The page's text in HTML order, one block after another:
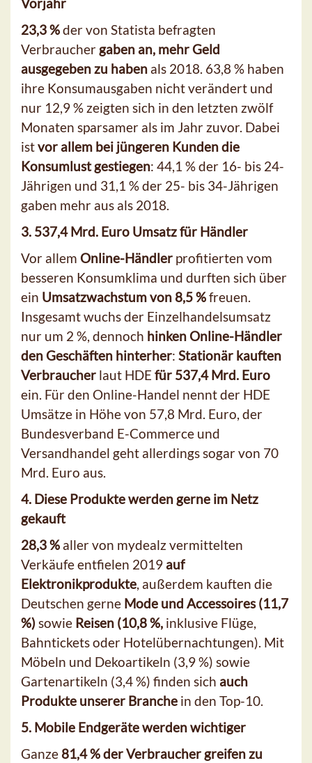
Vorjahr
23,3 %der von Statista befragten
Verbrauchergaben an, mehr Geld
ausgegeben zu haben als 2018. 63,8 % haben
ihre Konsumausgaben nicht verändert und
nur 12,9 % zeigten sich in den letzten zwölf
Monaten sparsamer als im Jahr zuvor. Dabei
istvor allem bei jüngeren Kunden die
Konsumlust gestiegen: 44,1 % der 16- bis 24-
Jährigen und 31,1 % der 25- bis 34-Jährigen
gaben mehr aus als 2018.
3. 537,4 Mrd. Euro Umsatz für Händler
Vor allem Online-Händler profitierten vom
besseren Konsumklima und durften sich über
ein Umsatzwachstum von 8,5 %freuen.
Insgesamt wuchs der Einzelhandelsumsatz
nur um 2 %, dennoch hinken Online-Händler
den Geschäften hinterher: Stationär kauften
Verbraucher laut HDE für 537,4 Mrd. Euro
ein. Für den Online-Handel nennt der HDE
Umsätze in Höhe von 57,8 Mrd. Euro, der
Bundesverband E-Commerce und
Versandhandel geht allerdings sogar von 70
Mrd. Euro aus.
4. Diese Produkte werden gerne im Netz
gekauft
28,3 % aller von mydealz vermittelten
Verkäufe entfielen 2019 auf
Elektronikprodukte, außerdem kauften die
Deutschen gerne Mode und Accessoires (11,7
%) sowie Reisen (10,8 %, inklusive Flüge,
Bahntickets oder Hotelübernachtungen). Mit
Möbeln und Dekoartikeln (3,9 %) sowie
Gartenartikeln (3,4 %) finden sich auch
Produkte unserer Branche in den Top-10.
5. Mobile Endgeräte werden wichtiger
Ganze 81,4 % der Verbraucher greifen zu